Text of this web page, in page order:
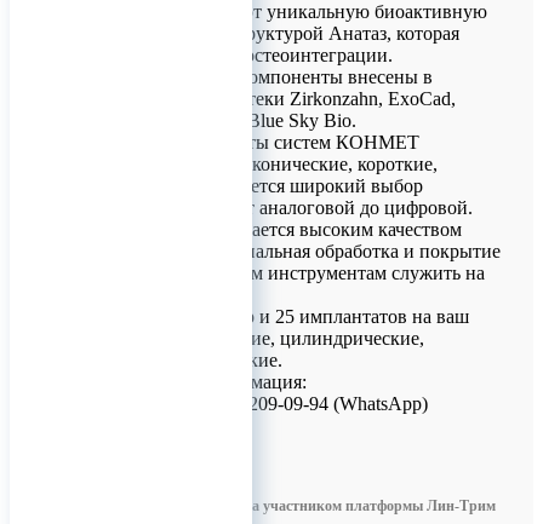
Имплантаты имеют уникальную биоактивную
поверхность со структурой Анатаз, которая
ускоряет процесс остеоинтеграции.
Ортопедические компоненты внесены в
цифровые библиотеки Zirkonzahn, ExoCad,
Planmeca, 3Shape, Blue Sky Bio.
Под все имплантаты систем КОНМЕТ
(цилиндрические, конические, короткие,
классические) имеется широкий выбор
супраструктуры от аналоговой до цифровой.
Инструмент отличается высоким качеством
исполнения, специальная обработка и покрытие
позволяет режущим инструментам служить на
В комплекте набор и 25 имплантатов на ваш
выбор: классические, цилиндрические,
конические, короткие.
Контактная информация:
Телефон: +7 (926) 209-09-94 (WhatsApp)
Информация размещена участником платформы Лин-Трим